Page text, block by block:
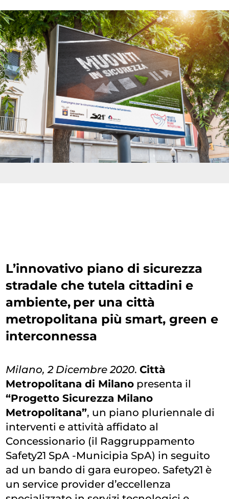
L’innovativo piano di sicurezza
stradale che tutela cittadini e
ambiente, per una città
metropolitana più smart, green e
interconnessa
Milano, 2 Dicembre 2020.Città
Metropolitana di Milano presenta il
“Progetto Sicurezza Milano
Metropolitana”, un piano pluriennale di
interventi e attività affidato al
Concessionario (il Raggruppamento
Safety21 SpA -Municipia SpA) in seguito
ad un bando di gara europeo. Safety21 è
un service provider d’eccellenza